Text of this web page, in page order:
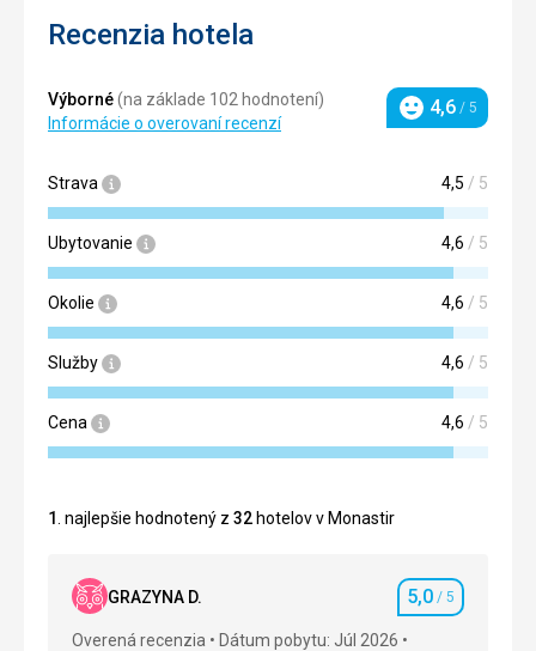
Recenzia hotela
Výborné(na základe 102 hodnotení)
Informácie o overovaní recenzí
Hodnotenie
4,6 / 5
Strava 4,5 / 5
Ubytovanie 4,6 / 5
Okolie 4,6 / 5
Služby 4,6 / 5
Cena 4,6 / 5
1 . najlepšie hodnotený z 32hotelov v Monastir
GRAZYNA D. Hodnotenie
5,0 / 5
Overená recenzia
Dátum pobytu: Júl 2026